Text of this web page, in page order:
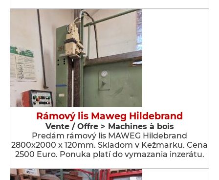
Rámový lis Maweg Hildebrand
Vente / Offre > Machines à bois
Predám rámový lis MAWEG Hildebrand
2800x2000 x 120mm. Skladom v Kežmarku. Cena
2500 Euro. Ponuka platí do vymazania inzerátu.